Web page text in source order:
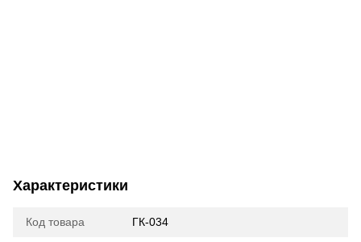
Характеристики
Код товара ГК-034